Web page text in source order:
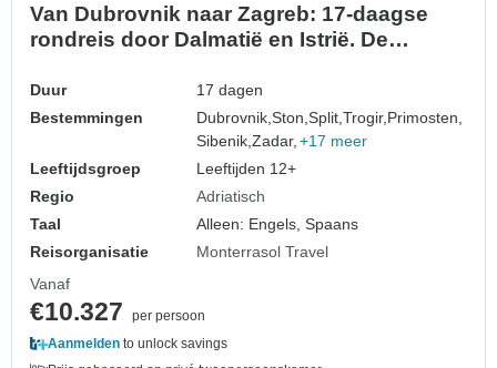
Van Dubrovnik naar Zagreb: 17-daagse
rondreis door Dalmatië en Istrië. De
kust! Zadar, Šibenik, Split, Trogir en nog
veel meer! UNESCO-werelderfgoed, oude
ommuurde steden en middeleeuwse
stadjes op heuveltoppe…
Duur
17 dagen
Bestemmingen
Dubrovnik,Ston,Split,Trogir, Primosten,
Sibenik,Zadar, +17 meer
Leeftijdsgroep
Leeftijden 12+
Regio
Adriatisch
Taal
Alleen: Engels, Spaans
Reisorganisatie
Monterrasol Travel
Vanaf
€10.327
per persoon
Aanmelden to unlock savings